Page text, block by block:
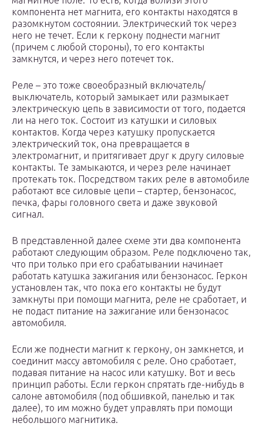
компонента нет магнита, его контакты находятся в
разомкнутом состоянии. Электрический ток через
него не течет. Если к геркону поднести магнит
(причем с любой стороны), то его контакты
замкнутся, и через него потечет ток.
Реле – это тоже своеобразный включатель/
выключатель, который замыкает или размыкает
электрическую цепь в зависимости от того, подается
ли на него ток. Состоит из катушки и силовых
контактов. Когда через катушку пропускается
электрический ток, она превращается в
электромагнит, и притягивает друг к другу силовые
контакты. Те замыкаются, и через реле начинает
протекать ток. Посредством таких реле в автомобиле
работают все силовые цепи – стартер, бензонасос,
печка, фары головного света и даже звуковой
сигнал.
В представленной далее схеме эти два компонента
работают следующим образом. Реле подключено так,
что при только при его срабатывании начинает
работать катушка зажигания или бензонасос. Геркон
установлен так, что пока его контакты не будут
замкнуты при помощи магнита, реле не сработает, и
не подаст питание на зажигание или бензонасос
автомобиля.
Если же поднести магнит к геркону, он замкнется, и
соединит массу автомобиля с реле. Оно сработает,
подавая питание на насос или катушку. Вот и весь
принцип работы. Если геркон спрятать где-нибудь в
салоне автомобиля (под обшивкой, панелью и так
далее), то им можно будет управлять при помощи
небольшого магнитика.